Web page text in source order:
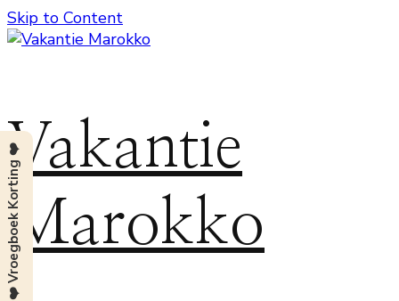
Skip to Content
Vakantie
Marokko
❤️ Vroegboek Korting ❤️